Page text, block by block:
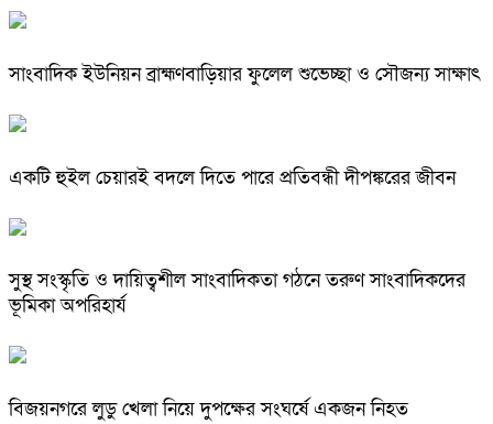
সাংবাদিক ইউনিয়ন ব্রাহ্মণবাড়িয়ার ফুলেল শুভেচ্ছা ও সৌজন্য সাক্ষাৎ
একটি হুইল চেয়ারই বদলে দিতে পারে প্রতিবন্ধী দীপঙ্করের জীবন
সুস্থ সংস্কৃতি ও দায়িত্বশীল সাংবাদিকতা গঠনে তরুণ সাংবাদিকদের
ভূমিকা অপরিহার্য
বিজয়নগরে লুডু খেলা নিয়ে দুপক্ষের সংঘর্ষে একজন নিহত